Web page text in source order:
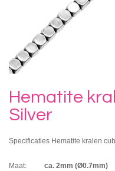
Hematite
Silver
Specificaties Hematite kralen
Maat:
ca. 2mm (Ø0.7mm)